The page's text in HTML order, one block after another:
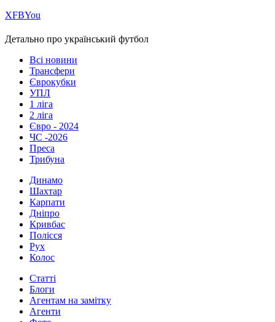
ХFBYou
Детально про український футбол
Всі новини
Трансфери
Єврокубки
УПЛ
1 ліга
2 ліга
Євро - 2024
ЧС -2026
Преса
Трибуна
Динамо
Шахтар
Карпати
Дніпро
Кривбас
Полісся
Рух
Колос
Статті
Блоги
Агентам на замітку
Агенти